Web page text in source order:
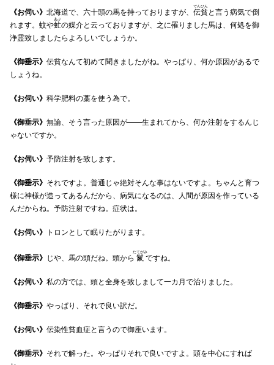
《お伺い》 北海道で、六十頭の馬を持っておりますが、 伝貧
でんひん
と言う病気で倒
れます。蚊や虻
あぶ
の媒介と云っておりますが、之に罹りました馬は、何処を御
浄霊致しましたらよろしいでしょうか。
《御垂示》 伝貧なんて初めて聞きましたがね。やっぱり、何か原因があるで
しょうね。
《お伺い》 科学肥料の藁を使う為で。
《御垂示》 無論、そう言った原因が――生まれてから、何か注射をするんじ
ゃないですか。
《お伺い》 予防注射を致します。
《御垂示》 それですよ。普通じゃ絶対そんな事はないですよ。ちゃんと育つ
様に神様が造ってあるんだから、病気になるのは、人間が原因を作っている
んだからね。予防注射ですね。症状は。
《お伺い》 トロンとして眠りたがります。
《御垂示》 じや、馬の頭だね。頭から 鬣
たてがみ
ですね。
《お伺い》 私の方では、頭と全身を致しまして一カ月で治りました。
《御垂示》 やっぱり、それで良い訳だ。
《お伺い》 伝染性貧血症と言うので御座います。
《御垂示》 それで解った。やっぱりそれで良いですよ。頭を中心にすれば